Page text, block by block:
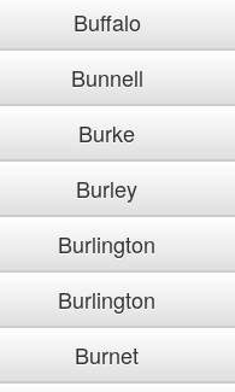
Buffalo
Bunnell
Burke
Burley
Burlington
Burlington
Burnet